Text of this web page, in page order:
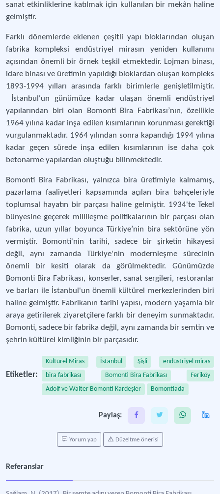
sanat etkinliklerine katılmak için kullanılan bir mekân haline
gelmiştir.
Farklı dönemlerde eklenen çeşitli yapı bloklarından oluşan
fabrika kompleksi endüstriyel mirasın yeniden kullanımı
açısından önemli bir örnek teşkil etmektedir. Lojman binası,
idare binası ve üretimin yapıldığı bloklardan oluşan kompleks
1893-1994 yılları arasında farklı birimlerle genişletilmiştir.
İstanbul'un günümüze kadar ulaşan önemli endüstriyel
yapılarından biri olan Bomonti Bira Fabrikası’nın, özellikle
1964 yılına kadar inşa edilen kısımlarının korunması gerektiği
vurgulanmaktadır. 1964 yılından sonra kapandığı 1994 yılına
kadar geçen sürede inşa edilen kısımlarının ise daha çok
betonarme yapılardan oluştuğu bilinmektedir.
Bomonti Bira Fabrikası, yalnızca bira üretimiyle kalmamış,
pazarlama faaliyetleri kapsamında açılan bira bahçeleriyle
toplumsal hayatın bir parçası haline gelmiştir. 1934'te Tekel
bünyesine geçerek millileşme politikalarının bir parçası olan
fabrika, uzun yıllar boyunca Türkiye’nin bira sektörüne yön
vermiştir. Bomonti'nin tarihi, sadece bir şirketin hikayesi
değil, aynı zamanda Türkiye'nin modernleşme sürecinin
önemli bir kesiti olarak da görülmektedir. Günümüzde
Bomonti Bira Fabrikası, konserler, sanat sergileri, restoranlar
ve barları ile İstanbul'un önemli kültürel merkezlerinden biri
haline gelmiştir. Fabrikanın tarihi yapısı, modern yaşamla bir
araya getirilerek ziyaretçilere farklı bir deneyim sunmaktadır.
Bomonti, sadece bir fabrika değil, aynı zamanda bir semtin ve
şehrin kültürel kimliğinin bir parçasıdır.
Etiketler:
Kültürel Miras İstanbul Şişli
endüstriyel miras
bira fabrikası
Bomonti Bira Fabrikası
Feriköy
Adolf ve Walter Bomonti Kardeşler
Bomontiada
Paylaş:
Yorum yap Düzeltme önerisi
Referanslar